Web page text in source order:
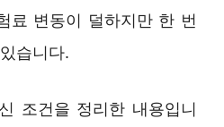
료 변동이 덜하지만 한 번
습니다.
조건을 정리한 내용입니